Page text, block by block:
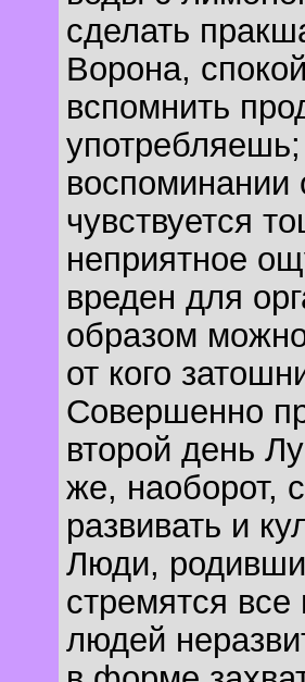
сделать
Ворона,
вспомнить
воспоминании
чувствуется
неприятное
вреден для
образом
от кого
Совершенно
второй день
же, наоборот,
развивать и
Люди,
стремятся
людей